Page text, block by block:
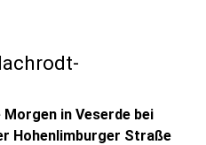
in Veserde bei
Hohenlimburger Straße